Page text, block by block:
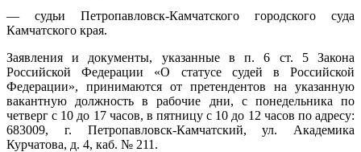
— судьи Петропавловск-Камчатского городского суда
Камчатского края.
Заявления и документы, указанные в п. 6 ст. 5 Закона
Российской Федерации «О статусе судей в Российской
Федерации», принимаются от претендентов на указанную
вакантную должность в рабочие дни, с понедельника по
четверг с 10 до 17 часов, в пятницу с 10 до 12 часов по адресу:
683009, г. Петропавловск-Камчатский, ул. Академика
Курчатова, д. 4, каб. № 211.